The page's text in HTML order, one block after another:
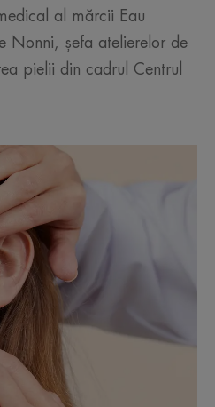
al mărcii Eau
Nonni, șefa atelierelor de
pielii din cadrul Centrul